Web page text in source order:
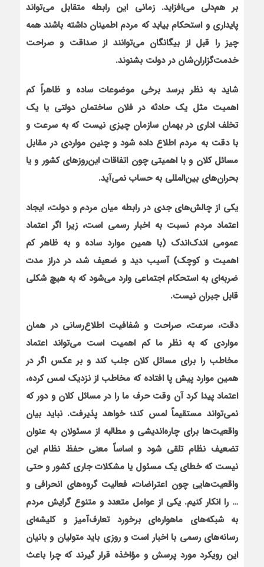
بر همدلی میافزايد. زمانی اين رابطه متقابل میتواند
پايداری و استحکام بيابد که مردم اطمينان داشته باشند همه
چيز را قبل از بيگانگان میتوانند از صداقت و صراحت
خدمتگزارانشان در دولت بشنوند.
شايد به نظر برسد برخی موضوعات ساده و ظاهراً کم
اهميت مثل يک حادثه در فلان ساختمان دولتی يا يک
تخلف اداری در بهمان سازمان چيزی نيست که به سرعت و
با دقت به مردم اطلاع داده شود و چنين مواردی در مقابل
مسائل کلان و با اهميتی چون اتفاقات این‌روزهای کشور و یا
بحران‌های بین‌المللی به حساب نمیآيد.
يکی از چالشهای جدی در رابطه ميان مردم و دولت، ايجاد
اعتماد مردم نسبت به اخبار رسمی است، زيرا اگر اعتماد
عمومی اندک‌اندک (با همين موارد ساده و به ظاهر کم
اهميت و کوچک) آسيب ديد و ضعيف شد، در دراز مدت
ضربهای به استحکام اجتماعی وارد میشود که به هيچ شکلی
قابل جبران نيست.
دقت، سرعت، صراحت و شفافيت اطلاعرسانی در همان
مواردی که به نظر ما کم اهميت است میتواند اعتماد
مخاطب را برای مسائل کلان جلب کند و بر عکس اگر در
همين موارد پيش پا افتاده که مخاطب از نزديک لمس کرده،
اعتماد پيدا کرد آن وقت حرف ما را در مسائل کلان و دور که
نمیتواند مستقيماً لمس کند؛ خواهد پذيرفت. نبايد بيان
واقعيتها برای چارهانديشی و مطالبه از مسئولان به عنوان
تضعيف نظام تلقی شود و اساساً معنی حفظ نظام اين
نيست که خطای يک مسئول يا مشکلات جاری کشور و حتی
واقعيتهايی چون اعتراضات، فعاليت گروههای انحرافی و
… را انکار کنيم. يکی از عوامل متعدد و متنوع گرايش مردم
به شبکههای ماهوارهای برخورد تعارف‌آميز و کليشهای
رسانههای رسمی با اخبار است و روزی بايد متوليان و بانيان
اين رويکرد مورد پرسش و مؤاخذه قرار گيرند که چرا باعث